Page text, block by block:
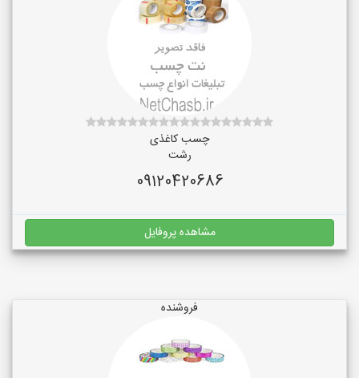
چسب کاغذی
رشت
09120420686
مشاهده پروفایل
فروشنده